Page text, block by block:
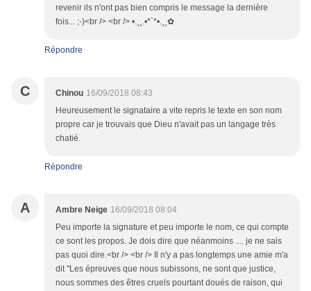
revenir ils n'ont pas bien compris le message la dernière
fois... ;-)<br /> <br /> •.¸¸.•*`*•.¸¸✿
Répondre
C Chinou 16/09/2018 08:43
Heureusement le signataire a vite repris le texte en son nom
propre car je trouvais que Dieu n'avait pas un langage très
chatié.
Répondre
A Ambre Neige 16/09/2018 08:04
Peu importe la signature et peu importe le nom, ce qui compte
ce sont les propos. Je dois dire que néanmoins .... je ne sais
pas quoi dire.<br /> <br /> Il n'y a pas longtemps une amie m'a
dit "Les épreuves que nous subissons, ne sont que justice,
nous sommes des êtres cruels pourtant doués de raison, qui